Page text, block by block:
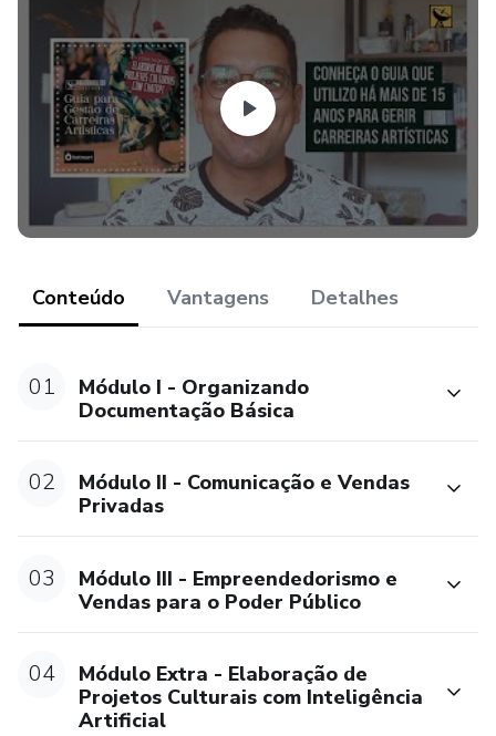
comprador declara estar ciente dessas informações. Os
termos e políticas da Hotmart podem ser acessados aqui,
antes mesmo da conclusão da compra.
Conteúdo Vantagens Detalhes
01
Módulo I - Organizando
Documentação Básica
02
Módulo II - Comunicação e Vendas
Privadas
03
Módulo III - Empreendedorismo e
Vendas para o Poder Público
04
Módulo Extra - Elaboração de
Projetos Culturais com Inteligência
Artificial